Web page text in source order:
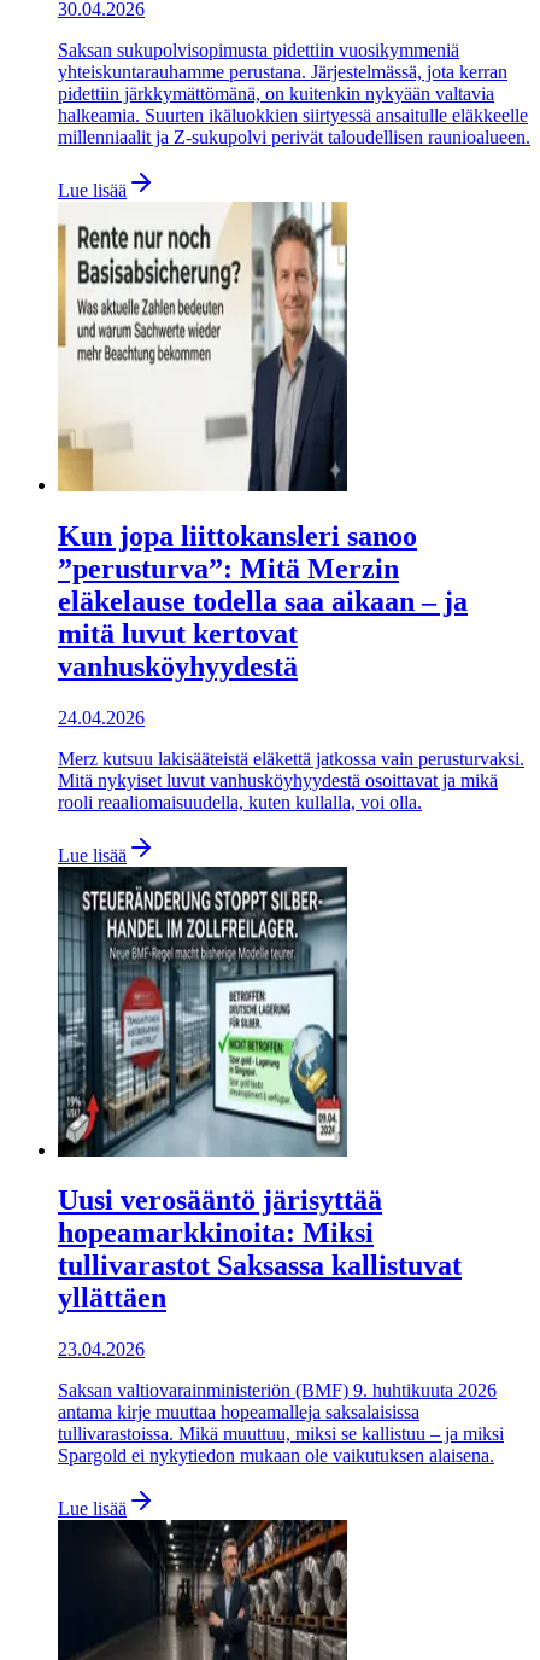
30.04.2026
Saksan sukupolvisopimusta pidettiin vuosikymmeniä
yhteiskuntarauhamme perustana. Järjestelmässä, jota kerran
pidettiin järkkymättömänä, on kuitenkin nykyään valtavia
halkeamia. Suurten ikäluokkien siirtyessä ansaitulle eläkkeelle
millenniaalit ja Z-sukupolvi perivät taloudellisen raunioalueen.
Lue lisää
Kun jopa liittokansleri sanoo
”perusturva”: Mitä Merzin
eläkelause todella saa aikaan – ja
mitä luvut kertovat
vanhusköyhyydestä
24.04.2026
Merz kutsuu lakisääteistä eläkettä jatkossa vain perusturvaksi.
Mitä nykyiset luvut vanhusköyhyydestä osoittavat ja mikä
rooli reaaliomaisuudella, kuten kullalla, voi olla.
Lue lisää
Uusi verosääntö järisyttää
hopeamarkkinoita: Miksi
tullivarastot Saksassa kallistuvat
yllättäen
23.04.2026
Saksan valtiovarainministeriön (BMF) 9. huhtikuuta 2026
antama kirje muuttaa hopeamalleja saksalaisissa
tullivarastoissa. Mikä muuttuu, miksi se kallistuu – ja miksi
Spargold ei nykytiedon mukaan ole vaikutuksen alaisena.
Lue lisää